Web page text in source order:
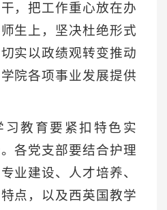
，把工作重心放在办
生上，坚决杜绝形式
实以政绩观转变推动
院各项事业发展提供
习教育要紧扣特色实
各党支部要结合护理
业建设、人才培养、
点，以及西英国教学